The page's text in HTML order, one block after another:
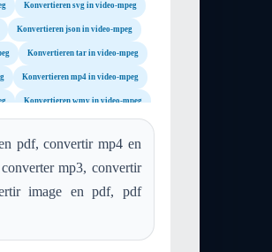
Konvertieren svg in video-mpeg
Konvertieren json in video-mpeg
Konvertieren tar in video-mpeg
Konvertieren mp4 in video-mpeg
Konvertieren wmv in video-mpeg
pdf, convertir mp4 en
mp3, convertir
image en pdf, pdf